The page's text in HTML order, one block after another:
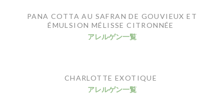
PANA COTTA AU SAFRAN DE GOUVIEUX ET
ÉMULSION MÉLISSE CITRONNÉE
アレルゲン一覧
CHARLOTTE EXOTIQUE
アレルゲン一覧